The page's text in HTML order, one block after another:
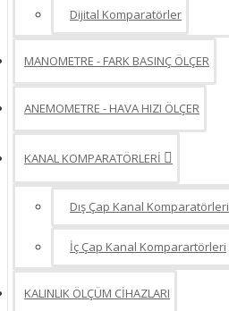
Dijital Komparatörler
MANOMETRE - FARK BASINÇ ÖLÇER
ANEMOMETRE - HAVA HIZI ÖLÇER
KANAL KOMPARATÖRLERİ
Dış Çap Kanal Komparatörleri
İç Çap Kanal Komparartörleri
KALINLIK ÖLÇÜM CİHAZLARI